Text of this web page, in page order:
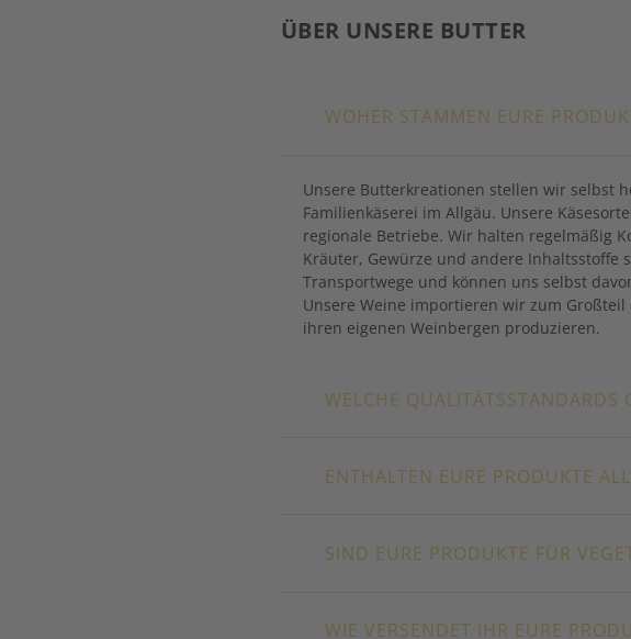
ÜBER UNSERE BUTTER
WOHER STAMMEN EURE
Unsere Butterkreationen stellen wir selbst
Familienkäserei im Allgäu. Unsere
regionale Betriebe. Wir halten regelmäßig
Kräuter, Gewürze und andere Inhaltsstoffe
Transportwege und können uns selbst
Unsere Weine importieren wir zum
ihren eigenen Weinbergen produzieren.
WELCHE QUALITÄTSSTANDARDS
ENTHALTEN EURE PRODUKTE
SIND EURE PRODUKTE FÜR
WIE VERSENDET IHR EURE